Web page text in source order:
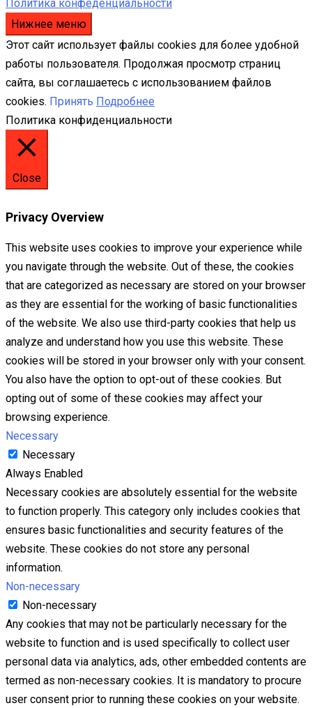
Политика конфеденциальности
Нижнее меню
Этот сайт использует файлы cookies для более удобной
работы пользователя. Продолжая просмотр страниц
сайта, вы соглашаетесь с использованием файлов
cookies. Принять Подробнее
Политика конфиденциальности
Close
Privacy Overview
This website uses cookies to improve your experience while
you navigate through the website. Out of these, the cookies
that are categorized as necessary are stored on your browser
as they are essential for the working of basic functionalities
of the website. We also use third-party cookies that help us
analyze and understand how you use this website. These
cookies will be stored in your browser only with your consent.
You also have the option to opt-out of these cookies. But
opting out of some of these cookies may affect your
browsing experience.
Necessary
Necessary
Always Enabled
Necessary cookies are absolutely essential for the website
to function properly. This category only includes cookies that
ensures basic functionalities and security features of the
website. These cookies do not store any personal
information.
Non-necessary
Non-necessary
Any cookies that may not be particularly necessary for the
website to function and is used specifically to collect user
personal data via analytics, ads, other embedded contents are
termed as non-necessary cookies. It is mandatory to procure
user consent prior to running these cookies on your website.